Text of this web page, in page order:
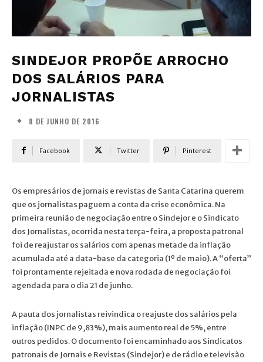
SINDEJOR PROPÕE ARROCHO
DOS SALÁRIOS PARA
JORNALISTAS
8 DE JUNHO DE 2016
Facebook Twitter Pinterest
Os empresários de jornais e revistas de Santa Catarina querem
que os jornalistas paguem a conta da crise econômica. Na
primeira reunião de negociação entre o Sindejor e o Sindicato
dos Jornalistas, ocorrida nesta terça-feira, a proposta patronal
foi de reajustar os salários com apenas metade da inflação
acumulada até a data-base da categoria (1º de maio). A “oferta”
foi prontamente rejeitada e nova rodada de negociação foi
agendada para o dia 21 de junho.
A pauta dos jornalistas reivindica o reajuste dos salários pela
inflação (INPC de 9,83%), mais aumento real de 5%, entre
outros pedidos. O documento foi encaminhado aos Sindicatos
patronais de Jornais e Revistas (Sindejor) e de rádio e televisão